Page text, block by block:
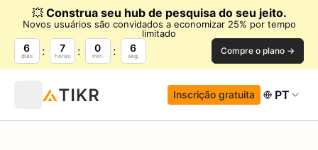
💥 Construa seu hub de pesquisa do seu jeito.
Novos usuários são convidados a economizar 25% por tempo
limitado
6
dias
7
horas
0
min.
4
seg. Compre o plano →
Inscrição gratuita PT